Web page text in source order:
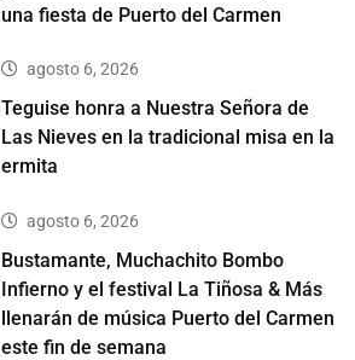
una fiesta de Puerto del Carmen
agosto 6, 2026
Teguise honra a Nuestra Señora de
Las Nieves en la tradicional misa en la
ermita
agosto 6, 2026
Bustamante, Muchachito Bombo
Infierno y el festival La Tiñosa & Más
llenarán de música Puerto del Carmen
este fin de semana